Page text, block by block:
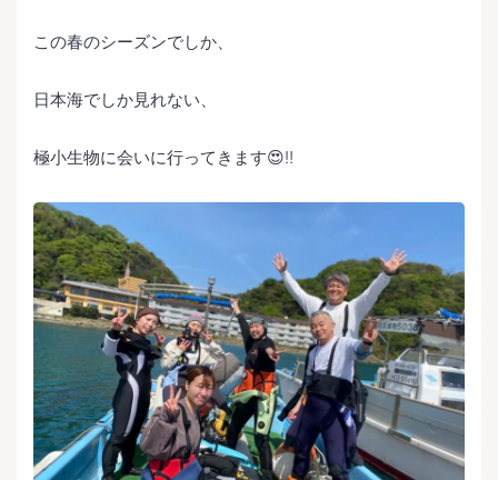
この春のシーズンでしか、
日本海でしか見れない、
極小生物に会いに行ってきます😍‼️